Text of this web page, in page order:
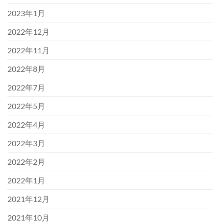
2023年1月
2022年12月
2022年11月
2022年8月
2022年7月
2022年5月
2022年4月
2022年3月
2022年2月
2022年1月
2021年12月
2021年10月